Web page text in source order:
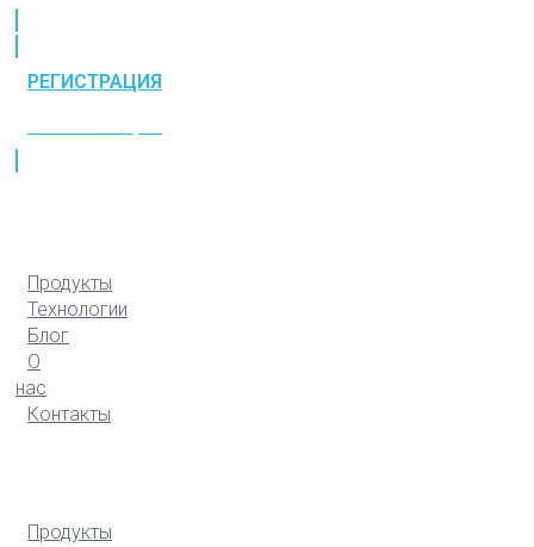
РЕГИСТРАЦИЯ
Продукты
Технологии
Блог
О
нас
Контакты
Продукты